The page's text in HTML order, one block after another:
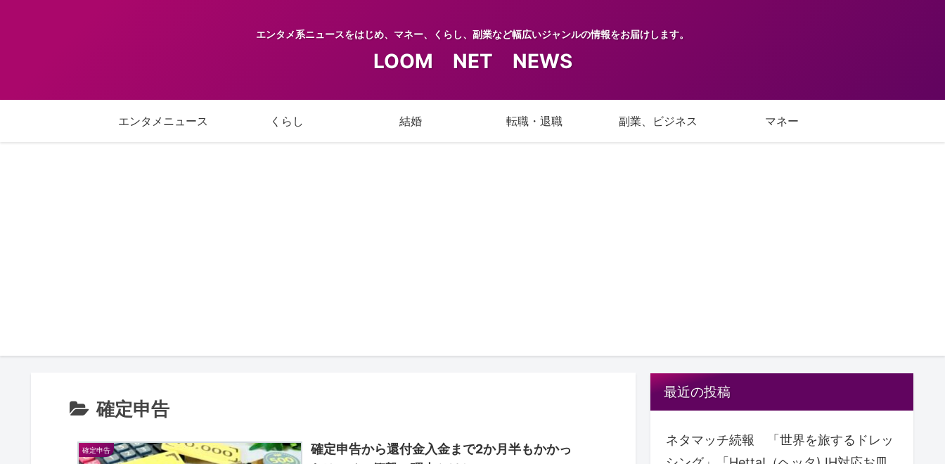
エンタメ系ニュースをはじめ、マネー、くらし、副業など幅広いジャンルの情報をお届けします。
LOOM NET NEWS
エンタメニュース くらし 結婚 転職・退職 副業、ビジネス マネー
確定申告
確定申告
確定申告から還付金入金まで2か月半もかかっ
最近の投稿
ネタマッチ続報 「世界を旅するドレッ